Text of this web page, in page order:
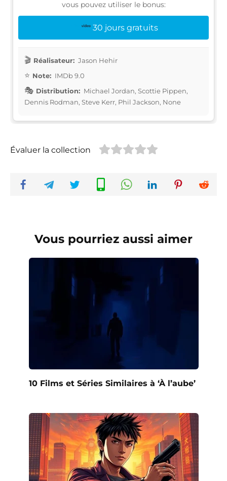
vous pouvez utiliser le bonus:
30 jours gratuits
Réalisateur: Jason Hehir
Note: IMDb 9.0
Distribution: Michael Jordan, Scottie Pippen,
Dennis Rodman, Steve Kerr, Phil Jackson, None
Évaluer la collection
Vous pourriez aussi aimer
10 Films et Séries Similaires à ‘À l’aube’